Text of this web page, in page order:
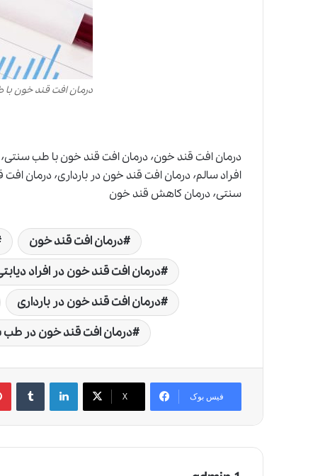
درمان افت قند خون
سنتی٬ درمان کاهش قند خون
درمان افت قند خون
درمان افت قند خون در افراد
درمان افت قند خون در بارداری
درمان افت قند خون در
فیس بوک X
لینکدین ‫تامبلر